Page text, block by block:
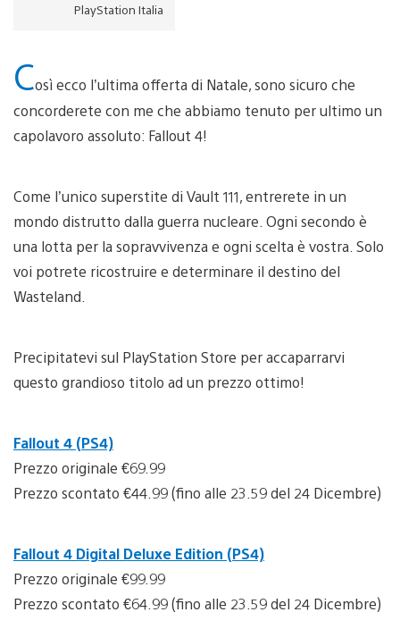
PlayStation Italia
Così ecco l’ultima offerta di Natale, sono sicuro che
concorderete con me che abbiamo tenuto per ultimo un
capolavoro assoluto: Fallout 4!
Come l’unico superstite di Vault 111, entrerete in un
mondo distrutto dalla guerra nucleare. Ogni secondo è
una lotta per la sopravvivenza e ogni scelta è vostra. Solo
voi potrete ricostruire e determinare il destino del
Wasteland.
Precipitatevi sul PlayStation Store per accaparrarvi
questo grandioso titolo ad un prezzo ottimo!
Fallout 4 (PS4)
Prezzo originale €69.99
Prezzo scontato €44.99 (fino alle 23.59 del 24 Dicembre)
Fallout 4 Digital Deluxe Edition (PS4)
Prezzo originale €99.99
Prezzo scontato €64.99 (fino alle 23.59 del 24 Dicembre)